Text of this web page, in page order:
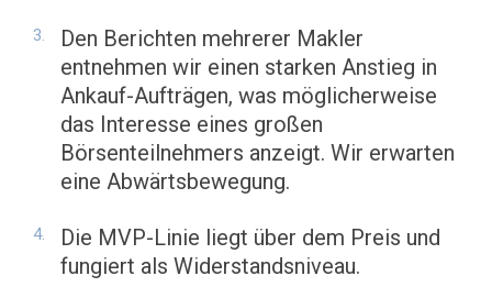
Den Berichten mehrerer Makler
entnehmen wir einen starken Anstieg in
Ankauf-Aufträgen, was möglicherweise
das Interesse eines großen
Börsenteilnehmers anzeigt. Wir erwarten
eine Abwärtsbewegung.
Die MVP-Linie liegt über dem Preis und
fungiert als Widerstandsniveau.